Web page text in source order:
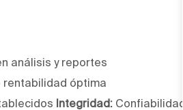
análisis y reportes
rentabilidad óptima
Integridad: Confiabilidad